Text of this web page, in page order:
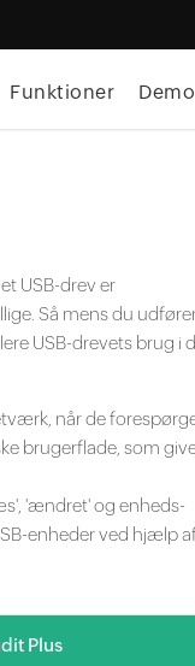
Funktioner Demo
USB-drev er
Så mens du
USB-drevets brug i
når de
brugerflade, som
'ændret' og enheds-
enheder ved hjælp
Plus